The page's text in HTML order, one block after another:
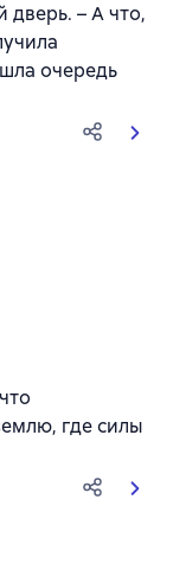
дверь. – А что,
очередь
оценок
где силы